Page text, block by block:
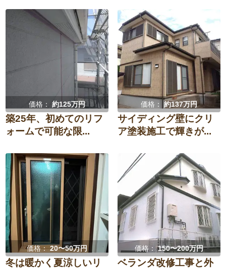
価格：約125万円
築25年、初めてのリフ
ォームで可能な限...
価格： 約137万円
サイディング壁にクリ
ア塗装施工で輝きが...
価格：20〜50万円
冬は暖かく夏涼しいリ
価格：150〜200万円
ベランダ改修工事と外